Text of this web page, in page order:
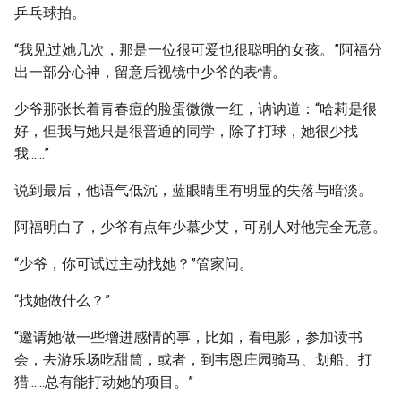
乒乓球拍。
“我见过她几次，那是一位很可爱也很聪明的女孩。”阿福分
出一部分心神，留意后视镜中少爷的表情。
少爷那张长着青春痘的脸蛋微微一红，讷讷道：“哈莉是很
好，但我与她只是很普通的同学，除了打球，她很少找
我......”
说到最后，他语气低沉，蓝眼睛里有明显的失落与暗淡。
阿福明白了，少爷有点年少慕少艾，可别人对他完全无意。
“少爷，你可试过主动找她？”管家问。
“找她做什么？”
“邀请她做一些增进感情的事，比如，看电影，参加读书
会，去游乐场吃甜筒，或者，到韦恩庄园骑马、划船、打
猎......总有能打动她的项目。”